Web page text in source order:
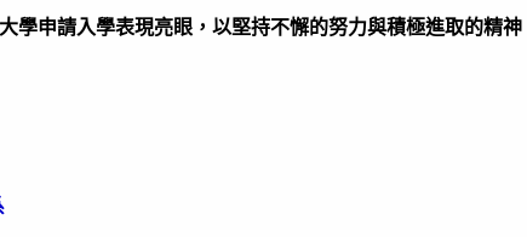
學申請入學表現亮眼，以堅持不懈的努力與積極進取的精